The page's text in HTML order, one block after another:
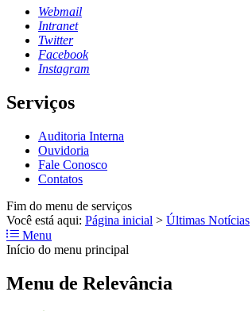
Webmail
Intranet
Twitter
Facebook
Instagram
Serviços
Auditoria Interna
Ouvidoria
Fale Conosco
Contatos
Fim do menu de serviços
Você está aqui: Página inicial > Últimas Notícias
Menu
Início do menu principal
Menu de Relevância